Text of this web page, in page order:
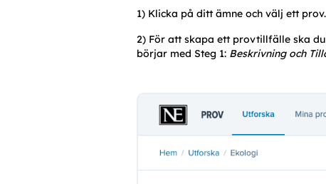
1) Klicka på ditt ämne och välj ett prov.
2) För att skapa ett provtillfälle ska
börjar med Steg 1: Beskrivning och